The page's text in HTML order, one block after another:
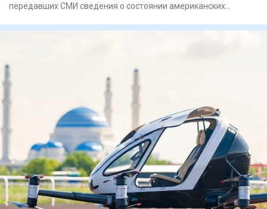
передавших СМИ сведения о состоянии американских